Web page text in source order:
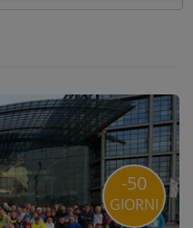
-50
GIORNI